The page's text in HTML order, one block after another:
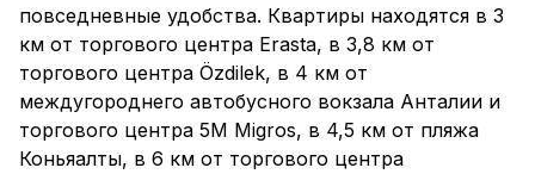
повседневные удобства. Квартиры находятся в 3
км от торгового центра Erasta, в 3,8 км от
торгового центра Özdilek, в 4 км от
междугороднего автобусного вокзала Анталии и
торгового центра 5M Migros, в 4,5 км от пляжа
Коньяалты, в 6 км от торгового центра